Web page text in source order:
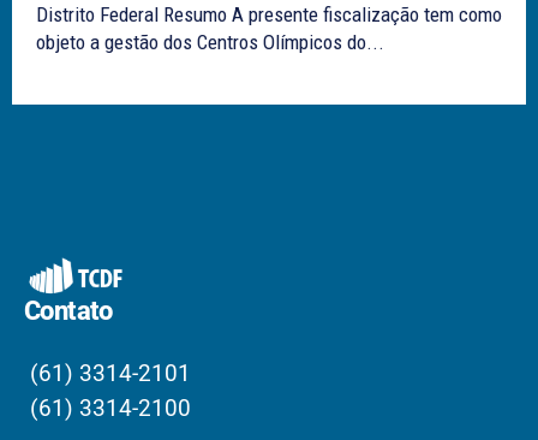
Distrito Federal Resumo A presente fiscalização tem como
objeto a gestão dos Centros Olímpicos do...
Contato
(61) 3314-2101
(61) 3314-2100